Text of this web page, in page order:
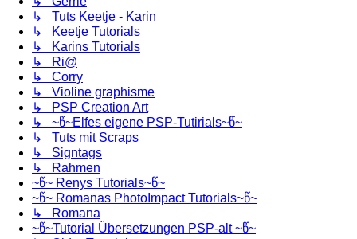
↳ Tuts Keetje - Karin
↳ Keetje Tutorials
↳ Karins Tutorials
↳ Ri@
↳ Corry
↳ Violine graphisme
↳ PSP Creation Art
↳ ~წ~Elfes eigene PSP-Tutirials~წ~
↳ Tuts mit Scraps
↳ Signtags
↳ Rahmen
~წ~ Renys Tutorials~წ~
~წ~ Romanas PhotoImpact Tutorials~წ~
↳ Romana
~წ~Tutorial Übersetzungen PSP-alt ~წ~